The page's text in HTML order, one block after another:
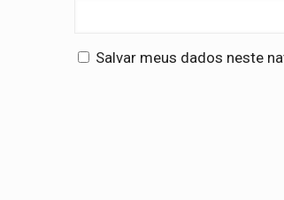
Salvar meus dados neste